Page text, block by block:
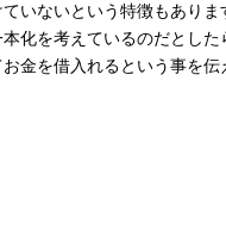
いないという特徴もあり
化を考えているのだとした
金を借入れるという事を